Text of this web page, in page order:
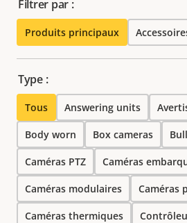
Filtrer par :
Produits principaux
Type :
Tous Answering units
Body worn Box cameras
Caméras PTZ Caméras
Caméras modulaires Caméras
Caméras thermiques